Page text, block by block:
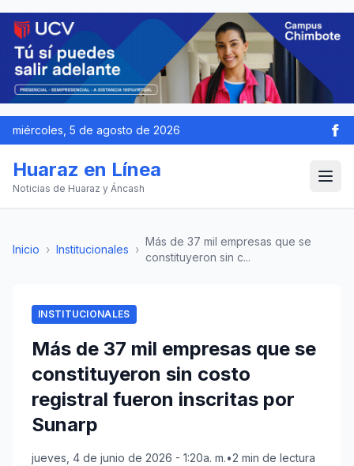
miércoles, 5 de agosto de 2026
Huaraz en Línea
Noticias de Huaraz y Áncash
Inicio › Institucionales ›
Más de 37 mil empresas que se
constituyeron sin c...
INSTITUCIONALES
Más de 37 mil empresas que se
constituyeron sin costo
registral fueron inscritas por
Sunarp
jueves, 4 de junio de 2026 - 1:20a. m.•2 min de lectura